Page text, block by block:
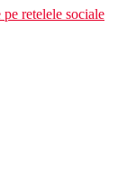
retelele sociale